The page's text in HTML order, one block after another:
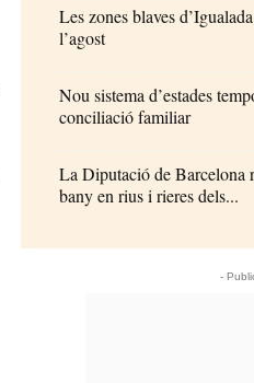
Les zones blaves
l’agost
Nou sistema d’estades
conciliació familiar
La Diputació de Barcelona
bany en rius i rieres dels...
-